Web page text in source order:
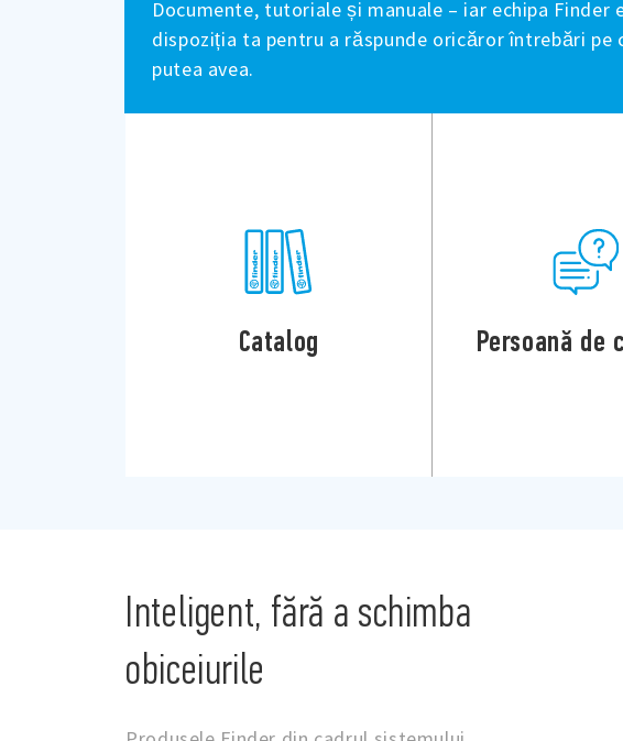
Documente, tutoriale și manuale – iar echipa Finder
dispoziția ta pentru a răspunde oricăror întrebări pe
putea avea.
Catalog Persoană de
Inteligent, fără a schimba
obiceiurile